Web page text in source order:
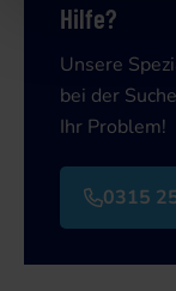
Hilfe?
Unsere
bei der
Ihr Problem!
0315